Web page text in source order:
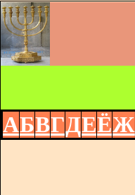
АБВГДЕЁЖ